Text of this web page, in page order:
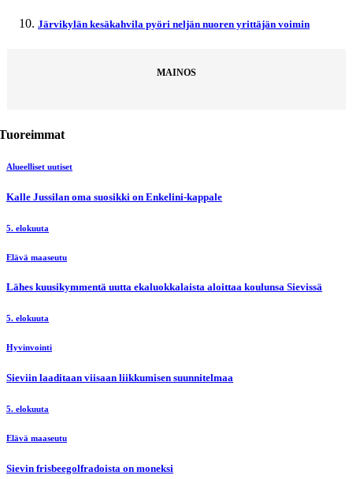
Järvikylän kesäkahvila pyöri neljän nuoren yrittäjän voimin
MAINOS
Alueelliset uutiset
Kalle Jussilan oma suosikki on Enkelini-kappale
5. elokuuta
Elävä maaseutu
Lähes kuusikymmentä uutta ekaluokkalaista aloittaa koulunsa Sievissä
5. elokuuta
Hyvinvointi
Sieviin laaditaan viisaan liikkumisen suunnitelmaa
5. elokuuta
Elävä maaseutu
Sievin frisbeegolfradoista on moneksi